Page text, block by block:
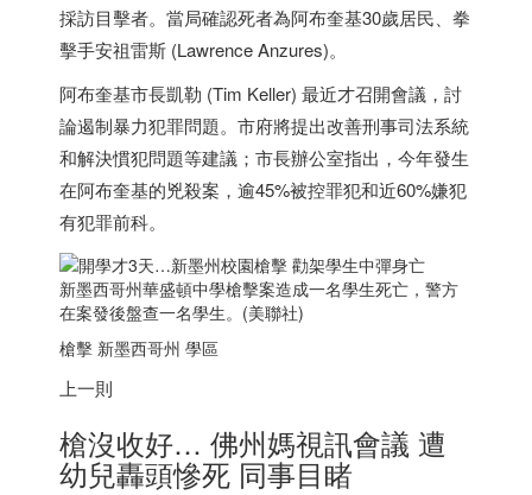
採訪目擊者。當局確認死者為阿布奎基30歲居民、拳
擊手安祖雷斯 (Lawrence Anzures)。
阿布奎基市長凱勒 (Tim Keller) 最近才召開會議，討
論遏制暴力犯罪問題。市府將提出改善刑事司法系統
和解決慣犯問題等建議；市長辦公室指出，今年發生
在阿布奎基的兇殺案，逾45%被控罪犯和近60%嫌犯
有犯罪前科。
新墨西哥州華盛頓中學槍擊案造成一名學生死亡，警方
在案發後盤查一名學生。(美聯社)
槍擊 新墨西哥州 學區
上一則
槍沒收好… 佛州媽視訊會議 遭
幼兒轟頭慘死 同事目睹